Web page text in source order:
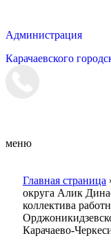
Администрация
Карачаевского
меню
Главная страница
округа Алик
коллектива
Карачаево-